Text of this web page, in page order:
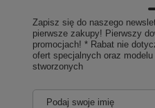
Zapisz się do naszego
pierwsze zakupy! Pierwszy
promocjach! * Rabat nie
ofert specjalnych oraz
stworzonych
Podaj swoje imię